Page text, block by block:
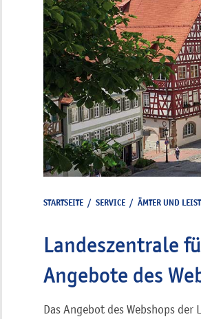
STARTSEITE / SERVICE / ÄMTER UND
Landeszentrale
Angebote des
Das Angebot des Webshops